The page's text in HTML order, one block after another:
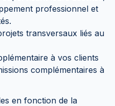
professionnel et
transversaux liés au
à vos clients
complémentaires à
en fonction de la